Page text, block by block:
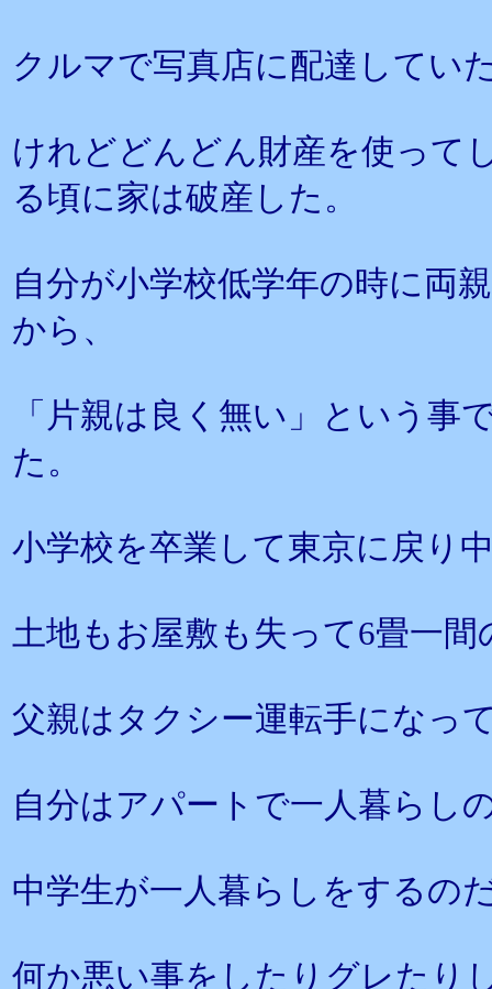
クルマで写真店に配達してい
けれどどんどん財産を使って
る頃に家は破産した。
自分が小学校低学年の時に両
から、
「片親は良く無い」という事
た。
小学校を卒業して東京に戻り
土地もお屋敷も失って6畳一
父親はタクシー運転手になっ
自分はアパートで一人暮らし
中学生が一人暮らしをするの
何か悪い事をしたりグレたり